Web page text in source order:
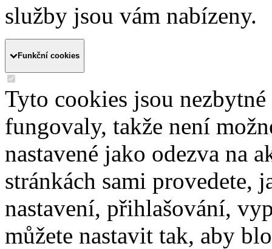
služby jsou vám nabízeny.
Funkční cookies
Tyto cookies jsou
fungovaly, takže není
nastavené jako odezva na
stránkách sami provedete,
nastavení, přihlašování,
můžete nastavit tak, aby